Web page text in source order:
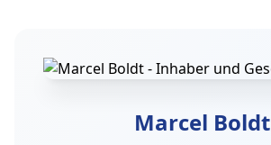
Marcel Boldt